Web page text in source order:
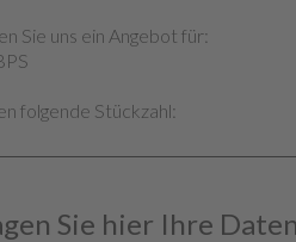
Sie hier Ihre